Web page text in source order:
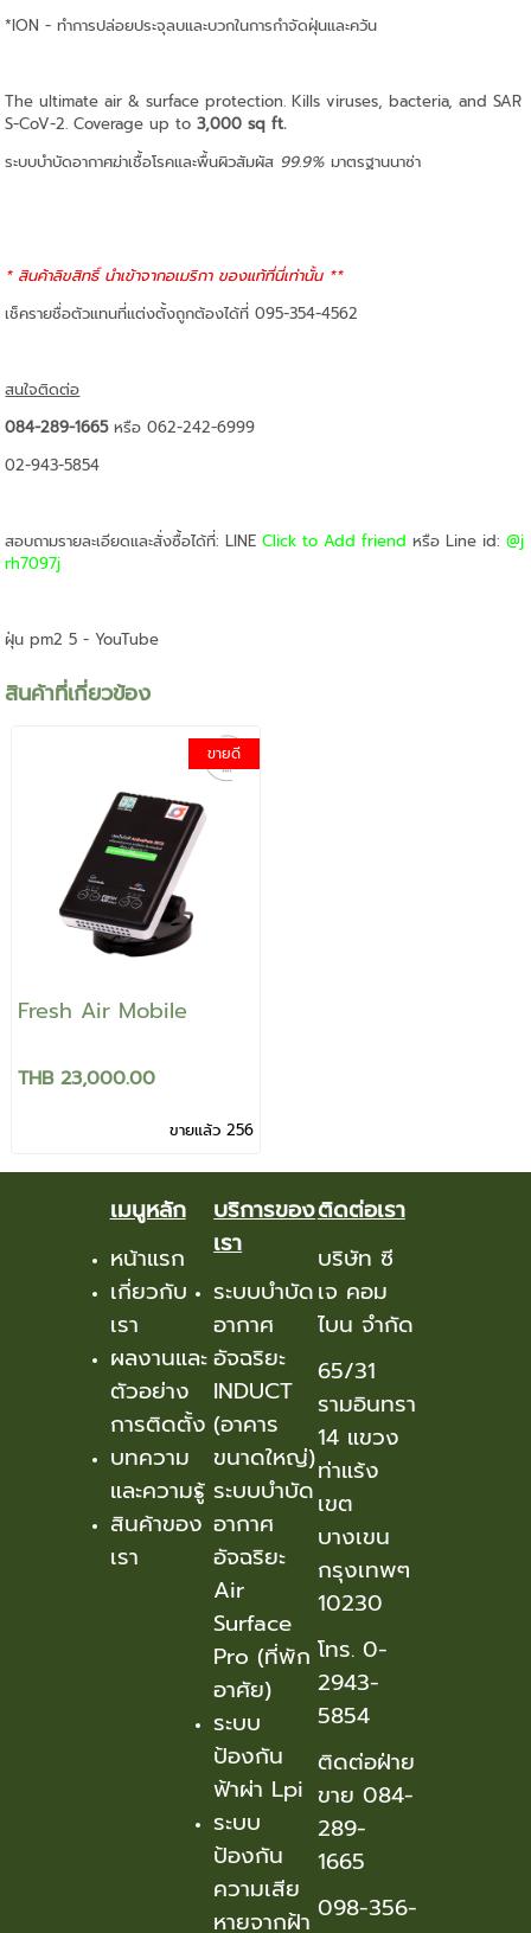
*ION - ทำการปล่อยประจุลบและบวกในการกำจัดฝุ่นและควัน
The ultimate air & surface protection. Kills viruses, bacteria, and SAR
S-CoV-2. Coverage up to3,000 sq ft.
ระบบบำบัดอากาศฆ่าเชื้อโรคและพื้นผิวสัมผัส 99.9% มาตรฐานนาซ่า
* สินค้าลิขสิทธิ์ นำเข้าจากอเมริกา ของแท้ที่นี่เท่านั้น **
เช็ครายชื่อตัวแทนที่แต่งตั้งถูกต้องได้ที่ 095-354-4562
สนใจติดต่อ
084-289-1665หรือ 062-242-6999
02-943-5854
สอบถามรายละเอียดและสั่งซื้อได้ที่: LINE Click to Add friend หรือ Line id:@j
rh7097j
ฝุ่น pm2 5 - YouTube
สินค้าที่เกี่ยวข้อง
ขายดี
Fresh Air Mobile
THB 23,000.00
ขายแล้ว 256
เมนูหลัก
หน้าแรก
เกี่ยวกับ
เรา
ผลงานและ
ตัวอย่าง
การติดตั้ง
บทความ
และความรู้
สินค้าของ
เรา
บริการของ
เรา
ระบบบำบัด
อากาศ
อัจฉริยะ
INDUCT
(อาคาร
ขนาดใหญ่)
ระบบบำบัด
อากาศ
อัจฉริยะ
Air
Surface
Pro (ที่พัก
อาศัย)
ระบบ
ป้องกัน
ฟ้าผ่า Lpi
ระบบ
ป้องกัน
ความเสีย
หายจากฝ้า
ติดต่อเรา
บริษัท ซี
เจ คอม
ไบน จำกัด
65/31
รามอินทรา
14 แขวง
ท่าแร้ง
เขต
บางเขน
กรุงเทพๆ
10230
โทร. 0-
2943-
5854
ติดต่อฝ่าย
ขาย 084-
289-
1665
098-356-